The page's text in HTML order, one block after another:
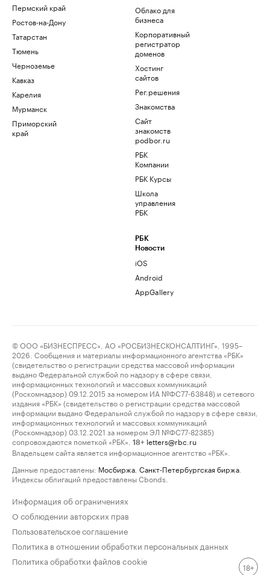
Пермский край
Ростов-на-Дону
Татарстан
Тюмень
Черноземье
Кавказ
Карелия
Мурманск
Приморский
край
Облако для
бизнеса
Корпоративный
регистратор
доменов
Хостинг
сайтов
Рег.решения
Знакомства
Сайт
знакомств
podbor.ru
РБК
Компании
РБК Курсы
Школа
управления
РБК
РБК
Новости
iOS
Android
AppGallery
© ООО «БИЗНЕСПРЕСС», АО «РОСБИЗНЕСКОНСАЛТИНГ», 1995–
2026. Сообщения и материалы информационного агентства «РБК»
(свидетельство о регистрации средства массовой информации
выдано Федеральной службой по надзору в сфере связи,
информационных технологий и массовых коммуникаций
(Роскомнадзор) 09.12.2015 за номером ИА №ФС77-63848) и сетевого
издания «РБК» (свидетельство о регистрации средства массовой
информации выдано Федеральной службой по надзору в сфере связи,
информационных технологий и массовых коммуникаций
(Роскомнадзор) 03.12.2021 за номером ЭЛ №ФС77-82385)
сопровождаются пометкой «РБК».
18+ letters@rbc.ru
Владельцем сайта является информационное агентство «РБК».
Данные предоставлены: Мосбиржа Санкт-Петербургская биржа
Индексы облигаций предоставлены Cbonds.
Информация об ограничениях
О соблюдении авторских прав
Пользовательское соглашение
Политика в отношении обработки персональных данных
Политика обработки файлов cookie
18+